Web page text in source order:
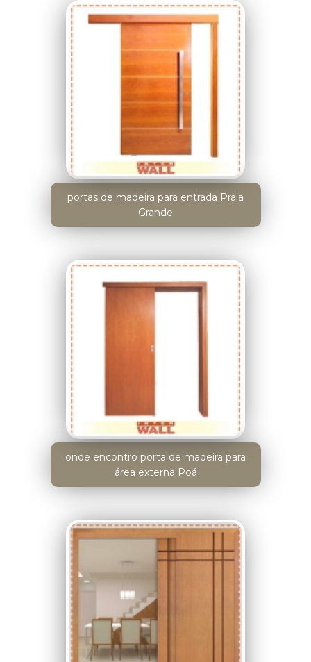
portas de madeira para entrada Praia
Grande
onde encontro porta de madeira para
área externa Poá